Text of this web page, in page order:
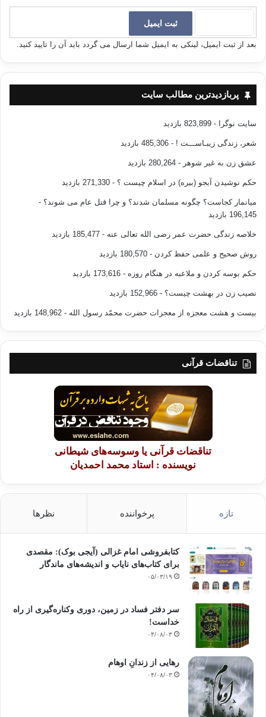
بعد از ثبت ایمیل، لینکی به ایمیل شما ارسال می گردد باید آن را تایید کنید.
پربازدیدترین مطالب سایت
سایت نوگرا - 823,899 بازدید
شعر، زندگی زیبـاســـت ! - 485,306 بازدید
عشق زن به غیر شوهر - 280,264 بازدید
حکم نوشیدن آبجو (بیره) در اسلام چیست ؟ - 271,330 بازدید
میانمار کجاست؟ چگونه مسلمان شدند؟ و چرا قتل عام می شوند؟ -
196,145 بازدید
خلاصه زندگی حضرت عمر رضی الله تعالی عنه - 185,477 بازدید
روش صحیح و علمی حفظ کردن - 180,570 بازدید
حکم بوسه کردن و ملاعبه در هنگام روزه - 173,616 بازدید
نصیب زن در بهشت چیست؟ - 152,966 بازدید
بیست و هشت معجزه از معجزات حضرت محمّد رسول الله - 148,962 بازدید
تناقضات قرآنی
تناقضات قرآنی یا وسوسه‌های شیطانی
نویسنده : استاد محمد احمدیان
تازه پرخواننده نظرها
کتابفروشی امام غزالی (آیجی بوک): مقصدی
برای کتاب‌های نایاب و اندیشه‌های ماندگار
۰۵/۰۳/۱۹
سر دفتر فساد در زمین‌، دوری وکناره‌گیری از راه
خداست‌!
۰۴/۰۸/۰۳
رهایی از زندانِ اوهام
۰۴/۰۸/۰۳